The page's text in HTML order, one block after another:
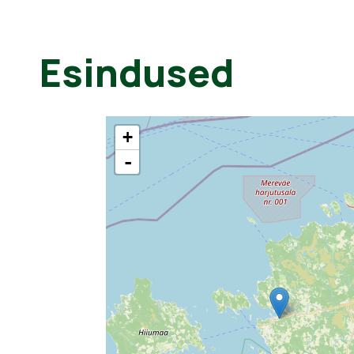
Esindused
+
-